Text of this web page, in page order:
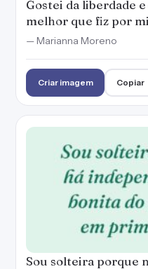
Gostei da liberdade
melhor que fiz por
— Marianna Moreno
Criar imagem Copiar
Sou solteira porque